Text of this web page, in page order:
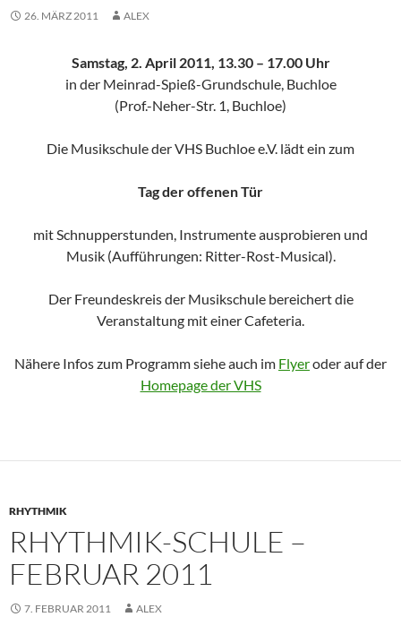
26. MÄRZ 2011 ALEX
Samstag, 2. April 2011, 13.30 – 17.00 Uhr
in der Meinrad-Spieß-Grundschule, Buchloe
(Prof.-Neher-Str. 1, Buchloe)
Die Musikschule der VHS Buchloe e.V. lädt ein zum
Tag der offenen Tür
mit Schnupperstunden, Instrumente ausprobieren und
Musik (Aufführungen: Ritter-Rost-Musical).
Der Freundeskreis der Musikschule bereichert die
Veranstaltung mit einer Cafeteria.
Nähere Infos zum Programm siehe auch im Flyeroder auf der
Homepage der VHS
RHYTHMIK
RHYTHMIK-SCHULE –
FEBRUAR 2011
7. FEBRUAR 2011 ALEX